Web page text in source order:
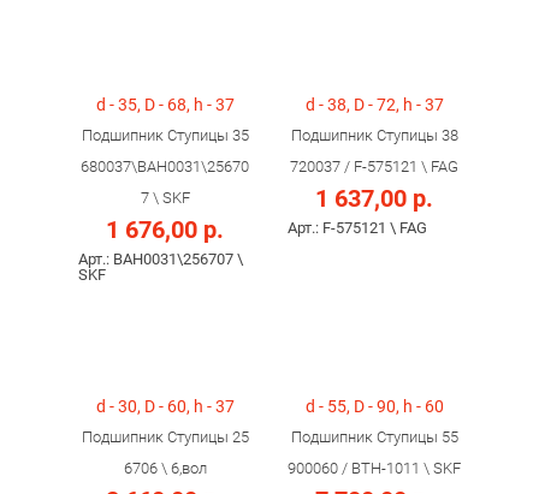
d - 35, D - 68, h - 37
Подшипник Ступицы 35
680037\BAH0031\25670
7 \ SKF
1 676,00 р.
Арт.: BAH0031\256707 \
SKF
d - 38, D - 72, h - 37
Подшипник Ступицы 38
720037 / F-575121 \ FAG
1 637,00 р.
Арт.: F-575121 \ FAG
d - 30, D - 60, h - 37
Подшипник Ступицы 25
6706 \ 6,вол
d - 55, D - 90, h - 60
Подшипник Ступицы 55
900060 / BTH-1011 \ SKF